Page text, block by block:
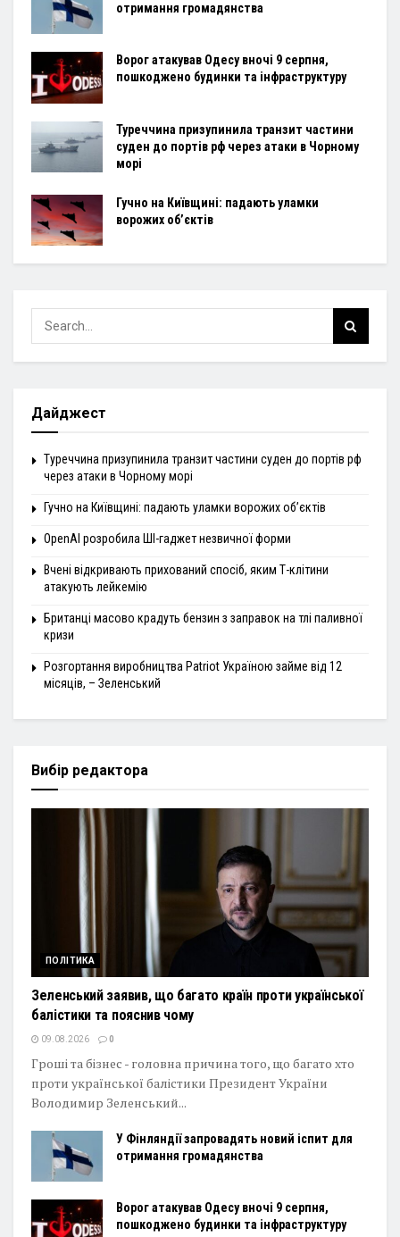
отримання громадянства
Ворог атакував Одесу вночі 9 серпня,
пошкоджено будинки та інфраструктуру
Туреччина призупинила транзит частини
суден до портів рф через атаки в Чорному
морі
Гучно на Київщині: падають уламки
ворожих об’єктів
Дайджест
Туреччина призупинила транзит частини суден до портів рф
через атаки в Чорному морі
Гучно на Київщині: падають уламки ворожих об’єктів
OpenAI розробила ШІ-гаджет незвичної форми
Вчені відкривають прихований спосіб, яким Т-клітини
атакують лейкемію
Британці масово крадуть бензин з заправок на тлі паливної
кризи
Розгортання виробництва Patriot Україною займе від 12
місяців, – Зеленський
Вибір редактора
ПОЛІТИКА
Зеленський заявив, що багато країн проти української
балістики та пояснив чому
09.08.2026 0
Гроші та бізнес - головна причина того, що багато хто
проти української балістики Президент України
Володимир Зеленський...
У Фінляндії запровадять новий іспит для
отримання громадянства
Ворог атакував Одесу вночі 9 серпня,
пошкоджено будинки та інфраструктуру